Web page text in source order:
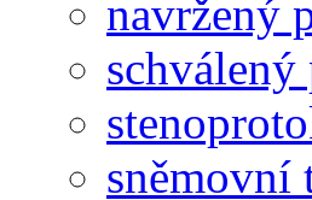
navržený
schválený
sněmovní